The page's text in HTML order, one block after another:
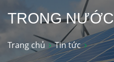
TRONG NƯỚC
Trang chủ Tin tức